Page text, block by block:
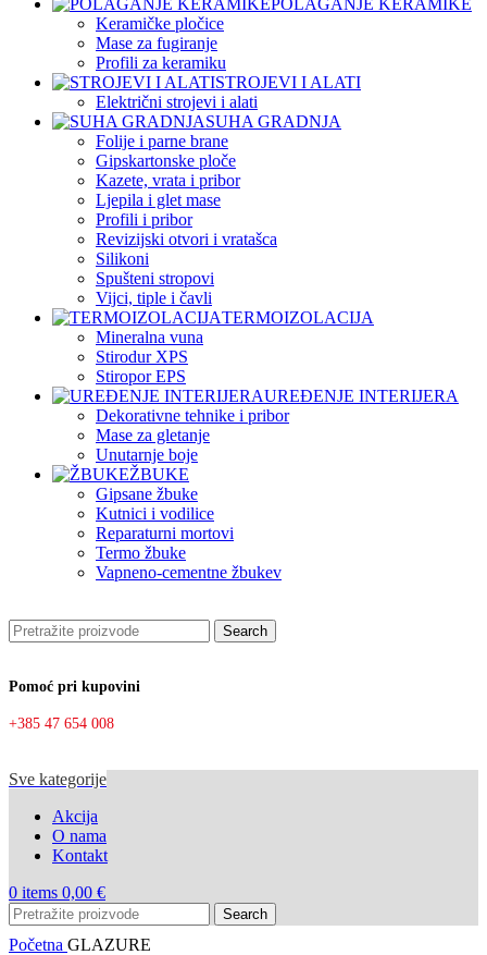
POLAGANJE KERAMIKE
Keramičke pločice
Mase za fugiranje
Profili za keramiku
STROJEVI I ALATI
Električni strojevi i alati
SUHA GRADNJA
Folije i parne brane
Gipskartonske ploče
Kazete, vrata i pribor
Ljepila i glet mase
Profili i pribor
Revizijski otvori i vratašca
Silikoni
Spušteni stropovi
Vijci, tiple i čavli
TERMOIZOLACIJA
Mineralna vuna
Stirodur XPS
Stiropor EPS
UREĐENJE INTERIJERA
Dekorativne tehnike i pribor
Mase za gletanje
Unutarnje boje
ŽBUKE
Gipsane žbuke
Kutnici i vodilice
Reparaturni mortovi
Termo žbuke
Vapneno-cementne žbukev
Search
Pomoć pri kupovini
+385 47 654 008
Sve kategorije
Akcija
O nama
Kontakt
0 items 0,00 €
Search
Početna GLAZURE